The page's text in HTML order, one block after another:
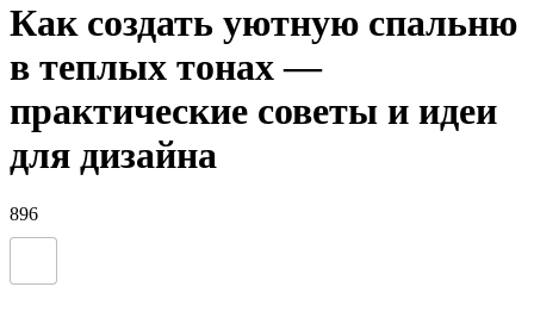
Как создать уютную спальню
в теплых тонах —
практические советы и идеи
для дизайна
896